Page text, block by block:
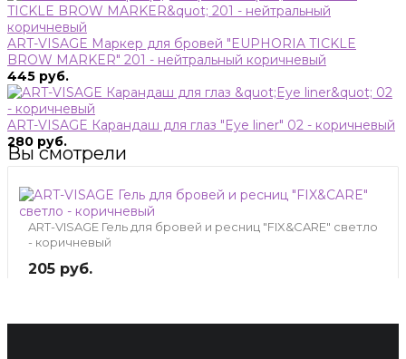
ART-VISAGE Маркер для бровей "EUPHORIA TICKLE
BROW MARKER" 201 - нейтральный коричневый
445 руб.
ART-VISAGE Карандаш для глаз "Eye liner" 02 - коричневый
280 руб.
Вы смотрели
ART-VISAGE Гель для бровей и ресниц "FIX&CARE" светло
- коричневый
205 руб.